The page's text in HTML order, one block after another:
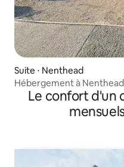
Suite ⋅ Nenthead
Hébergement à
Le confort d'un